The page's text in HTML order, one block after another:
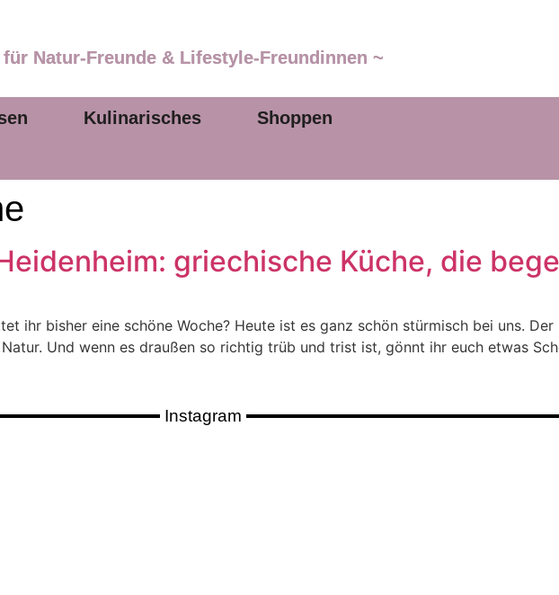
Natur-Freunde & Lifestyle-Freundinnen ~
Kulinarisches Shoppen
griechische Küche, die
ihr bisher eine schöne Woche? Heute ist es ganz schön stürmisch bei uns.
Und wenn es draußen so richtig trüb und trist ist, gönnt ihr euch etwas
Instagram